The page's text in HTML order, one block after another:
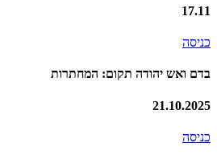
17.11
כניסה
בדם ואש יהודה תקום: המחתרות
21.10.2025
כניסה